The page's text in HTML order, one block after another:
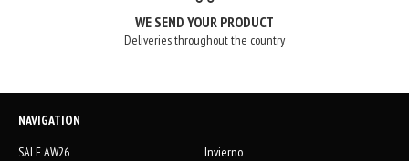
WE SEND YOUR PRODUCT
Deliveries throughout the country
NAVIGATION
SALE AW26
Invierno